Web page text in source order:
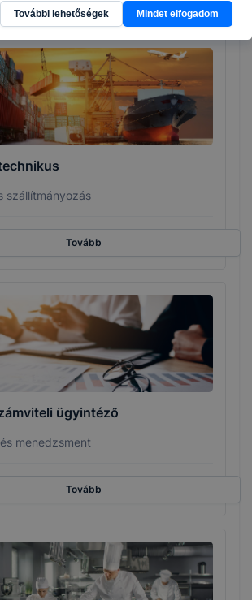
szállítmányozás
Tovább
ügyintéző
menedzsment
Tovább
További lehetőségek Mindet elfogadom